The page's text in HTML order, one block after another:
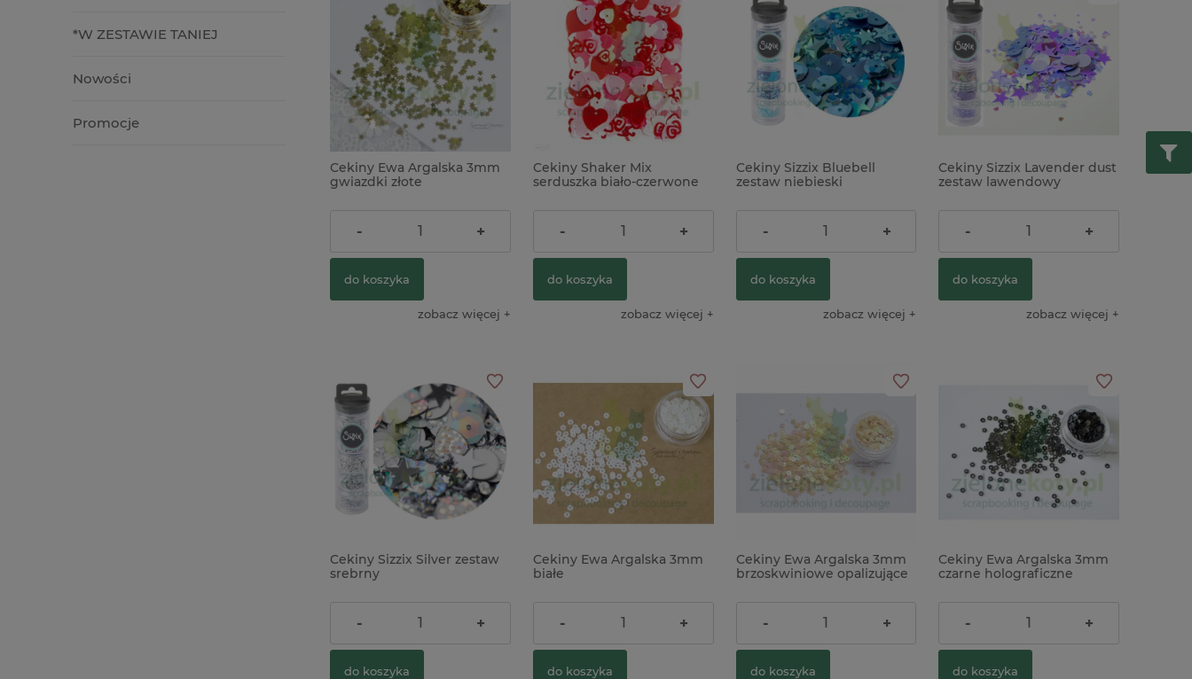
*W ZESTAWIE TANIEJ
Nowości
Promocje
Cekiny Ewa Argalska 3mm
gwiazdki złote
5,90 zł
- +
do koszyka
zobacz więcej
Cekiny Shaker Mix
serduszka biało-czerwone
4,90 zł
- +
do koszyka
zobacz więcej
Cekiny Sizzix Bluebell
zestaw niebieski
26,00 zł
- +
do koszyka
zobacz więcej
Cekiny Sizzix Lavender dust
zestaw lawendowy
26,00 zł
- +
do koszyka
zobacz więcej
Cekiny Sizzix Silver zestaw
srebrny
26,00 zł
- +
do koszyka
Cekiny Ewa Argalska 3mm
białe
5,90 zł
- +
do koszyka
Cekiny Ewa Argalska 3mm
brzoskwiniowe opalizujące
5,90 zł
- +
do koszyka
Cekiny Ewa Argalska 3mm
czarne holograficzne
5,90 zł
- +
do koszyka